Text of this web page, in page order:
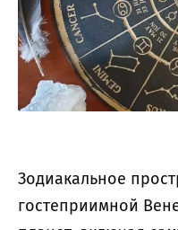
Зодиакальное
гостеприимной